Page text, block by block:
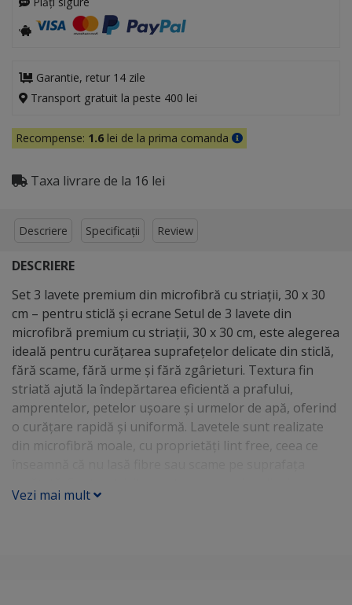
Garantie, retur 14 zile
Transport gratuit la peste 400 lei
Recompense: 1.6 lei de la prima comanda
Taxa livrare de la 16 lei
Descriere Specificații Review
DESCRIERE
Set 3 lavete premium din microfibră cu striații, 30 x 30
cm – pentru sticlă și ecrane Setul de 3 lavete din
microfibră premium cu striații, 30 x 30 cm, este alegerea
ideală pentru curățarea suprafețelor delicate din sticlă,
fără scame, fără urme și fără zgârieturi. Textura fin
striată ajută la îndepărtarea eficientă a prafului,
amprentelor, petelor ușoare și urmelor de apă, oferind
o curățare rapidă și uniformă. Lavetele sunt realizate
din microfibră moale, cu proprietăți lint free, ceea ce
pahare, vitrine, ecrane, display-uri auto, telefoane,
Vezi mai mult